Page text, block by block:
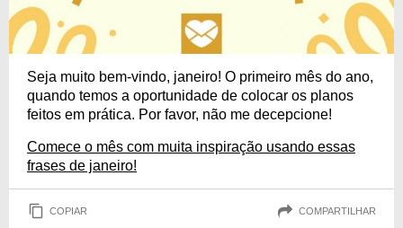
Seja muito bem-vindo, janeiro! O primeiro mês do ano,
quando temos a oportunidade de colocar os planos
feitos em prática. Por favor, não me decepcione!
Comece o mês com muita inspiração usando essas
frases de janeiro!
COPIAR COMPARTILHAR